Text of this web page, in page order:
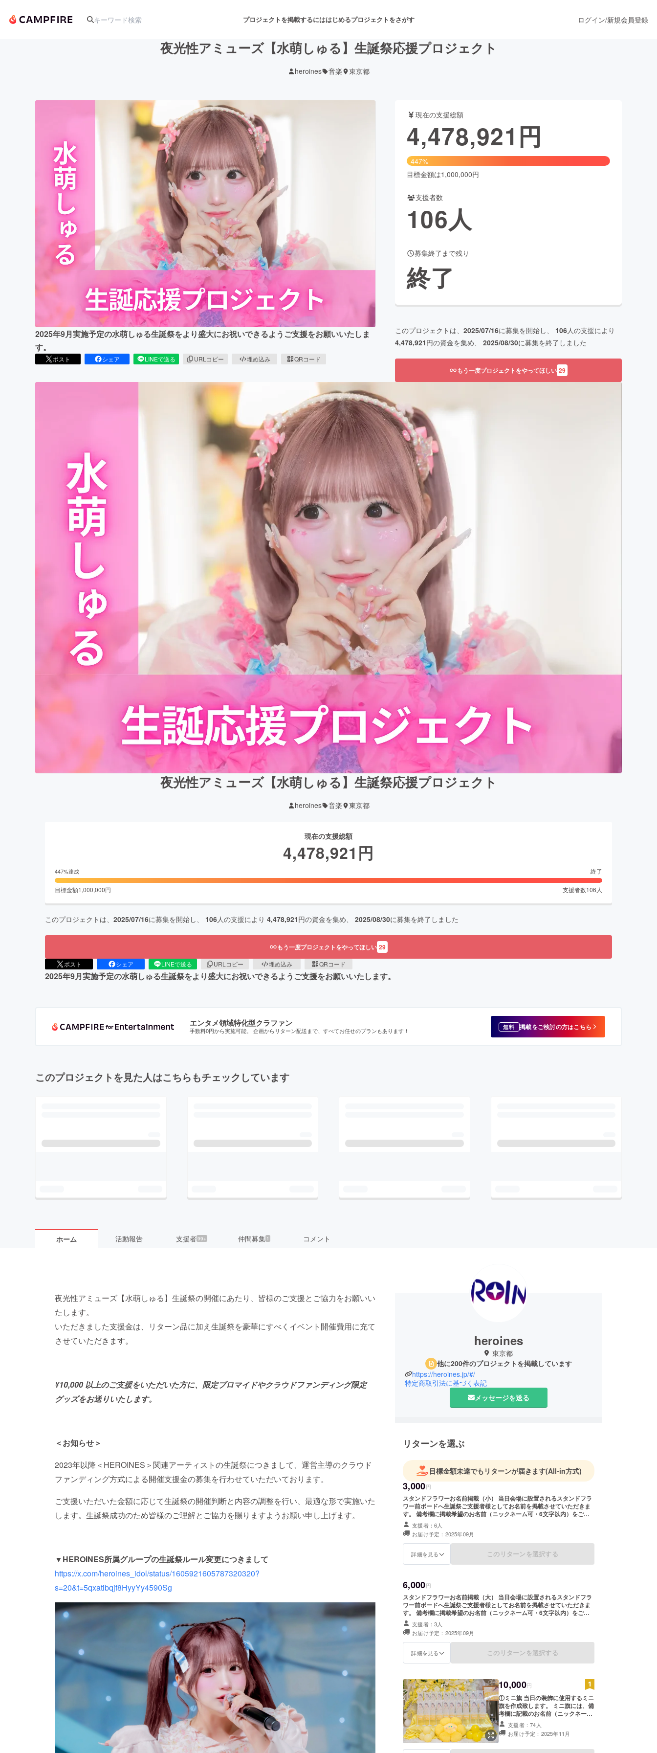
プロジェクトを掲載するにははじめるプロジェクトをさがす
アート・写真 音楽 舞台・パフォーマンス
テクノロジー・ガジェット ゲーム・サービス開発 ファッション
書籍・雑誌出版
ビジネス・起業 チャレンジ ビューティー・ヘルスケア
まちづくり・地域活性化
CAMPFIRE for Social Good
CAMPFIREふるさと納税machi-yaコミュニティ
ログイン/新規会員登録
夜光性アミューズ【水萌しゅる】生誕祭応援プロジェクト
heroines 音楽 東京都
2025年9月実施予定の水萌しゅる生誕祭をより盛大にお祝いできるようご支援をお願いいたしま
す。
ポスト シェア LINEで送る URLコピー 埋め込み QRコード
現在の支援総額
4,478,921 円
447%
目標金額は1,000,000円
支援者数
106人
募集終了まで残り
終了
このプロジェクトは、 2025/07/16に募集を開始し、 106人の支援により
4,478,921円の資金を集め、 2025/08/30に募集を終了しました
もう一度プロジェクトをやってほしい 29
夜光性アミューズ【水萌しゅる】生誕祭応援プロジェクト
heroines 音楽 東京都
現在の支援総額
4,478,921 円
447%達成 終了
目標金額1,000,000円 支援者数106 人
このプロジェクトは、 2025/07/16に募集を開始し、 106人の支援により 4,478,921円の資金を集め、 2025/08/30に募集を終了しました
もう一度プロジェクトをやってほしい 29
ポスト シェア LINEで送る URLコピー 埋め込み QRコード
2025年9月実施予定の水萌しゅる生誕祭をより盛大にお祝いできるようご支援をお願いいたします。
エンタメ領域特化型クラファン
手数料0円から実施可能。 企画からリターン配送まで、すべてお任せのプランもあります！ 無料 掲載をご検討の方はこちら
このプロジェクトを見た人はこちらもチェックしています
ホーム 活動報告 支援者99+ 仲間募集 1 コメント
夜光性アミューズ【水萌しゅる】生誕祭の開催にあたり、皆様のご支援とご協力をお願いい
たします。
いただきました支援金は、リターン品に加え生誕祭を豪華にすべくイベント開催費用に充て
させていただきます。
¥10,000 以上のご支援をいただいた方に、限定ブロマイドやクラウドファンディング限定
グッズをお送りいたします。
＜お知らせ＞
2023年以降＜HEROINES＞関連アーティストの生誕祭につきまして、運営主導のクラウド
ファンディング方式による開催支援金の募集を行わせていただいております。
ご支援いただいた金額に応じて生誕祭の開催判断と内容の調整を行い、最適な形で実施いた
します。生誕祭成功のため皆様のご理解とご協力を賜りますようお願い申し上げます。
▼HEROINES所属グループの生誕祭ルール変更につきまして
https://x.com/heroines_idol/status/1605921605787320320?
s=20&t=5qxatibqjf8HyyYy4590Sg
heroines
東京都
他に200件のプロジェクトを掲載しています
https://heroines.jp/#/
特定商取引法に基づく表記
メッセージを送る
リターンを選ぶ
目標金額未達でもリターンが届きます(All-in方式)
3,000円
スタンドフラワーお名前掲載（小） 当日会場に設置されるスタンドフラ
ワー前ボードへ生誕祭ご支援者様としてお名前を掲載させていただきま
す。 備考欄に掲載希望のお名前（ニックネーム可・6文字以内）をご記
載ください。希望のお名前がない場合は、空欄でも問題ございません。
※スタンドフラワー前ボードのお持ち帰り不可 ※7文字以上のお名前・特
殊文字・記号は使用できません。使用された場合ご希望のお名前での履
行が難しい場合がございますこと予めご了承ください。
支援者：6人
お届け予定：2025年09月
詳細を見る このリターンを選択する
6,000円
スタンドフラワーお名前掲載（大） 当日会場に設置されるスタンドフラ
ワー前ボードへ生誕祭ご支援者様としてお名前を掲載させていただきま
す。 備考欄に掲載希望のお名前（ニックネーム可・6文字以内）をご記
載ください。希望のお名前がない場合は、空欄でも問題ございません。
※スタンドフラワー前ボードのお持ち帰り不可 ※7文字以上のお名前・特
殊文字・記号は使用できません。使用された場合ご希望のお名前での履
行が難しい場合がございますこと予めご了承ください。
支援者：3人
お届け予定：2025年09月
詳細を見る このリターンを選択する
10,000円
①ミニ旗 当日の装飾に使用するミニ
旗を作成致します。 ミニ旗には、備
考欄に記載のお名前（ニックネーム
可・6文字以内）を印刷させていた
だきます。 開催後、タレント直筆サ
インを入れた状態でご自宅へ発送さ
支援者：74人
お届け予定：2025年11月